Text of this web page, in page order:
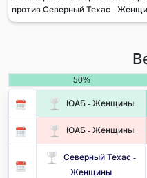
против Северный Техас -
50%
ЮАБ - Женщины
ЮАБ - Женщины
Северный Техас -
Женщины